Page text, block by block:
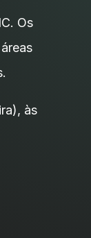
Os
às